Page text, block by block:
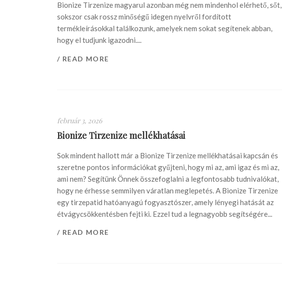
Bionize Tirzenize magyarul azonban még nem mindenhol elérhető, sőt,
sokszor csak rossz minőségű idegen nyelvről fordított
termékleírásokkal találkozunk, amelyek nem sokat segítenek abban,
hogy el tudjunk igazodni....
/ READ MORE
február 3, 2026
Bionize Tirzenize mellékhatásai
Sok mindent hallott már a Bionize Tirzenize mellékhatásai kapcsán és
szeretne pontos információkat gyűjteni, hogy mi az, ami igaz és mi az,
ami nem? Segítünk Önnek összefoglalni a legfontosabb tudnivalókat,
hogy ne érhesse semmilyen váratlan meglepetés. A Bionize Tirzenize
egy tirzepatid hatóanyagú fogyasztószer, amely lényegi hatását az
étvágycsökkentésben fejti ki. Ezzel tud a legnagyobb segítségére...
/ READ MORE